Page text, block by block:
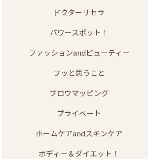
ドクターリセラ
パワースポット！
ファッションandビューティー
フッと思うこと
ブロウマッピング
プライベート
ホームケアandスキンケア
ボディー＆ダイエット！